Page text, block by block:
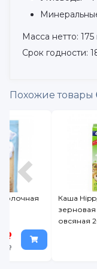
Масса нетто: 175
Срок годности:
Похожие товары
Каша Hipp,
зерновая
овсяная 200 г